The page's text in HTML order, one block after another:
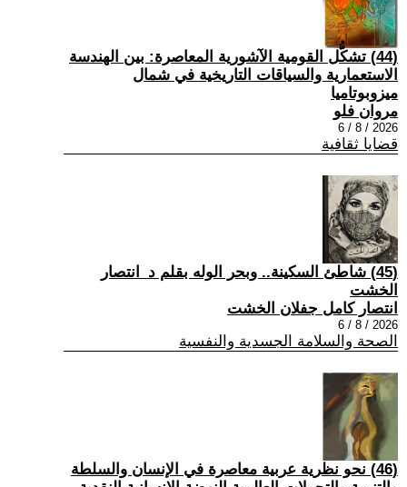
(44) تشكُّل القومية الآشورية المعاصرة: بين الهندسة
الاستعمارية والسياقات التاريخية في شمال
ميزوبوتاميا
مروان فلو
2026 / 8 / 6
قضايا ثقافية
(45) شاطئ السكينة.. وبحر الوله بقلم د_انتصار
الخشت
انتصار كامل جفلان الخشت
2026 / 8 / 6
الصحة والسلامة الجسدية والنفسية
(46) نحو نظرية عربية معاصرة في الإنسان والسلطة